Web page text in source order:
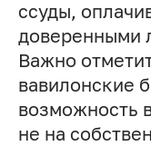
ссуды,
доверенными
Важно
вавилонские
возможность
не на